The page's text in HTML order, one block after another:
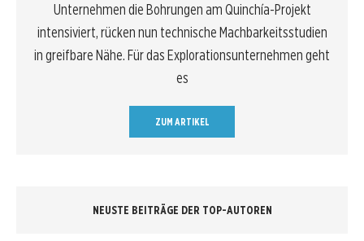
Unternehmen die Bohrungen am Quinchía-Projekt
intensiviert, rücken nun technische Machbarkeitsstudien
in greifbare Nähe. Für das Explorationsunternehmen geht
es
ZUM ARTIKEL
NEUSTE BEITRÄGE DER TOP-AUTOREN